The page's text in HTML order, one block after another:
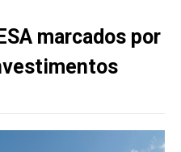
marcados por